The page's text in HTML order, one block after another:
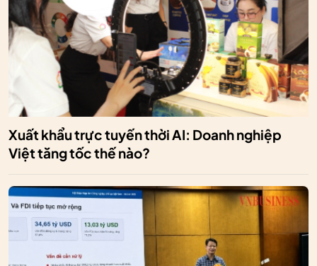
Xuất khẩu trực tuyến thời AI: Doanh nghiệp
Việt tăng tốc thế nào?